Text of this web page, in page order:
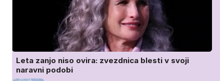
Leta zanjo niso ovira: zvezdnica blesti v svoji
naravni podobi